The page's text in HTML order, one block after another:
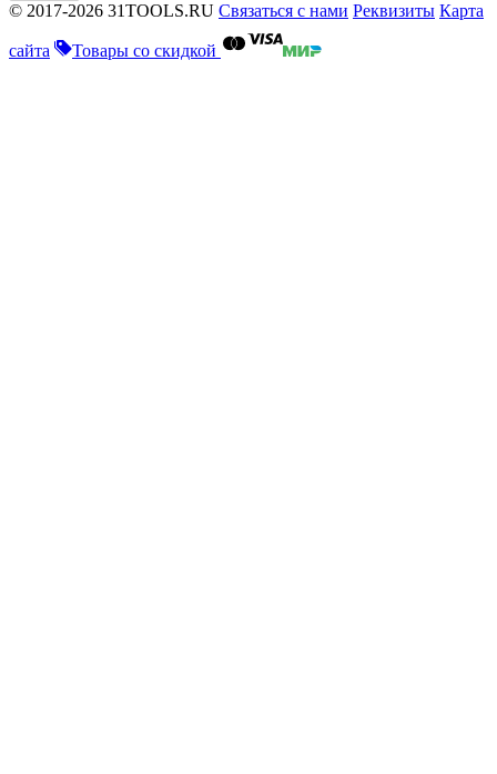
© 2017-2026 31TOOLS.RU Связаться с нами Реквизиты Карта
сайта Товары со скидкой